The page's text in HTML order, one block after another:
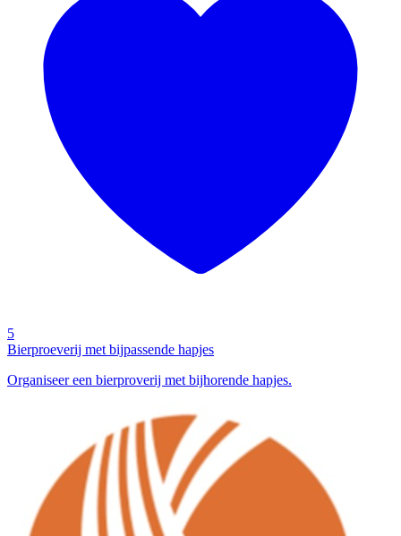
5
Bierproeverij met bijpassende hapjes
Organiseer een bierproverij met bijhorende hapjes.